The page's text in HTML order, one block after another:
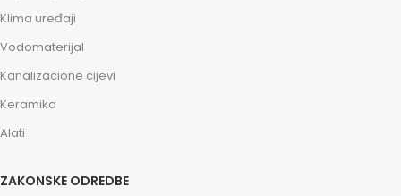
Klima uređaji
Vodomaterijal
Kanalizacione cijevi
Keramika
Alati
ZAKONSKE ODREDBE